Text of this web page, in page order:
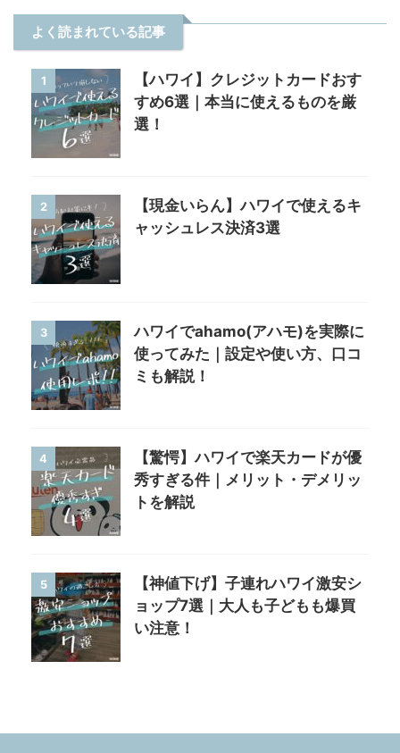
よく読まれている記事
1
【ハワイ】クレジットカードおす
すめ6選｜本当に使えるものを厳
選！
2
【現金いらん】ハワイで使えるキ
ャッシュレス決済3選
3
ハワイでahamo(アハモ)を実際に
使ってみた｜設定や使い方、口コ
ミも解説！
4
【驚愕】ハワイで楽天カードが優
秀すぎる件｜メリット・デメリッ
トを解説
5
【神値下げ】子連れハワイ激安シ
ョップ7選｜大人も子どもも爆買
い注意！